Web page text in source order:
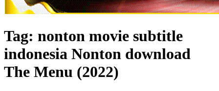
Tag: nonton movie subtitle
indonesia Nonton download
The Menu (2022)